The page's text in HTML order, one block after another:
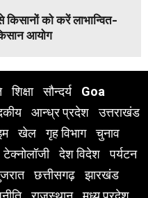
को करें लाभान्वित-
आयोग
शिक्षा सौन्दर्य
Goa
आन्ध्र प्रदेश
उत्तराखंड
खेल गृह विभाग
चुनाव
टेक्नोलॉजी देश विदेश
पर्यटन
छत्तीसगढ़
झारखंड